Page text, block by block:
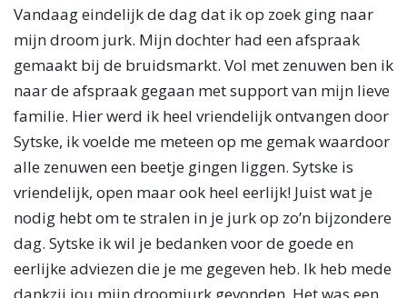
Vandaag eindelijk de dag dat ik op zoek ging naar
mijn droom jurk. Mijn dochter had een afspraak
gemaakt bij de bruidsmarkt. Vol met zenuwen ben ik
naar de afspraak gegaan met support van mijn lieve
familie. Hier werd ik heel vriendelijk ontvangen door
Sytske, ik voelde me meteen op me gemak waardoor
alle zenuwen een beetje gingen liggen. Sytske is
vriendelijk, open maar ook heel eerlijk! Juist wat je
nodig hebt om te stralen in je jurk op zo’n bijzondere
dag. Sytske ik wil je bedanken voor de goede en
eerlijke adviezen die je me gegeven heb. Ik heb mede